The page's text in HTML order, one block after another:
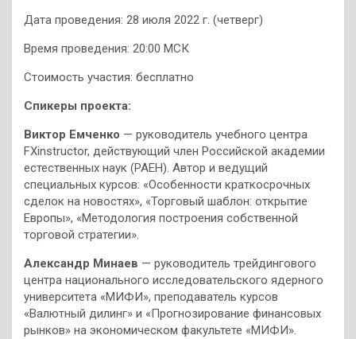
Дата проведения: 28 июля 2022 г. (четверг)
Время проведения: 20:00 МСК
Стоимость участия: бесплатно
Спикеры проекта:
Виктор Емченко — руководитель учебного центра
FXinstructor, действующий член Российской академии
естественных наук (РАЕН). Автор и ведущий
специальных курсов: «Особенности краткосрочных
сделок на новостях», «Торговый шаблон: открытие
Европы», «Методология построения собственной
торговой стратегии».
Александр Минаев — руководитель трейдингового
центра национального исследовательского ядерного
университета «МИФИ», преподаватель курсов
«Валютный дилинг» и «Прогнозирование финансовых
рынков» на экономическом факультете «МИФИ».